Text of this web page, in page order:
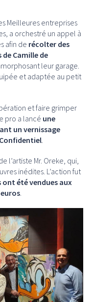
Meilleures entreprises
a orchestré un appel à
afin de récolter des
Camille de
leur garage.
et adaptée au petit
et faire grimper
pro a lancé une
un vernissage
l’artiste Mr. Oreke, qui,
inédites. L’action fut
ont été vendues aux